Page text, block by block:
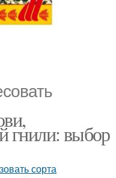
гнили: выбор